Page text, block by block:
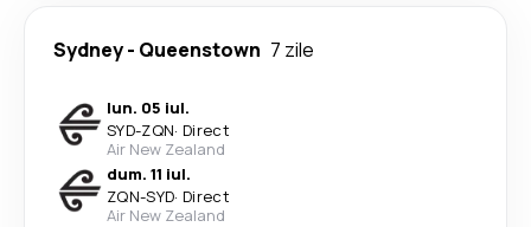
Sydney- Queenstown 7 zile
lun. 05 iul.
SYD-ZQN· Direct
Air New Zealand
dum. 11 iul.
ZQN-SYD· Direct
Air New Zealand